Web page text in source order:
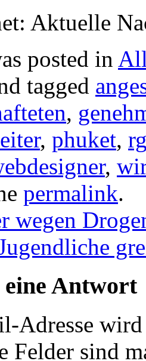
Aktuelle
posted in
tagged
,
, phuket,
,
permalink.
wegen
Antwort
Adresse
Felder sind